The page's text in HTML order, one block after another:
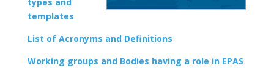
templates
List of Acronyms and Definitions
Working groups and Bodies having a role in EPAS